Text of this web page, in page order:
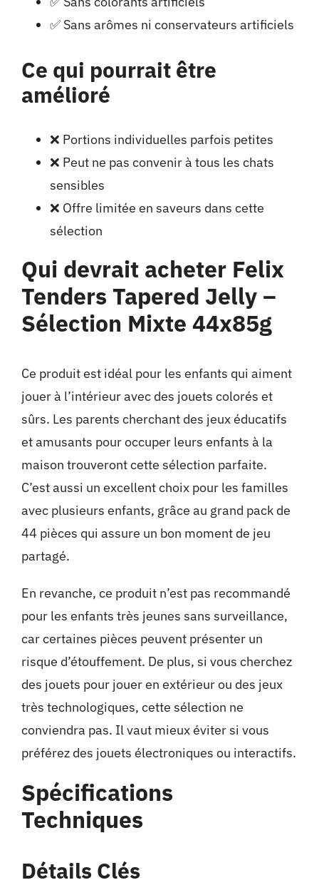
✅ Sans arômes ni conservateurs artificiels
Ce qui pourrait être
amélioré
❌ Portions individuelles parfois petites
❌ Peut ne pas convenir à tous les chats
sensibles
❌ Offre limitée en saveurs dans cette
sélection
Qui devrait acheter Felix
Tenders Tapered Jelly –
Sélection Mixte 44x85g
Ce produit est idéal pour les enfants qui aiment
jouer à l’intérieur avec des jouets colorés et
sûrs. Les parents cherchant des jeux éducatifs
et amusants pour occuper leurs enfants à la
maison trouveront cette sélection parfaite.
C’est aussi un excellent choix pour les familles
avec plusieurs enfants, grâce au grand pack de
44 pièces qui assure un bon moment de jeu
partagé.
En revanche, ce produit n’est pas recommandé
pour les enfants très jeunes sans surveillance,
car certaines pièces peuvent présenter un
risque d’étouffement. De plus, si vous cherchez
des jouets pour jouer en extérieur ou des jeux
très technologiques, cette sélection ne
conviendra pas. Il vaut mieux éviter si vous
préférez des jouets électroniques ou interactifs.
Spécifications
Techniques
Détails Clés